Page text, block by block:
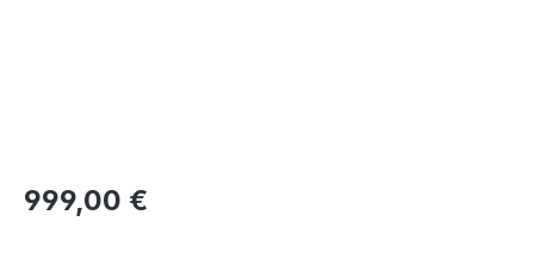
Regulärer Preis:
999,00 €